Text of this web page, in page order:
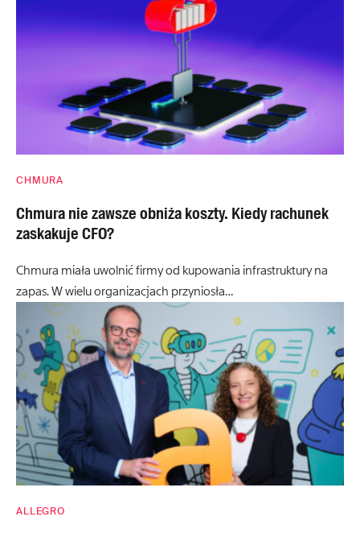
CHMURA
Chmura nie zawsze obniża koszty. Kiedy rachunek
zaskakuje CFO?
Chmura miała uwolnić firmy od kupowania infrastruktury na
zapas. W wielu organizacjach przyniosła…
ALLEGRO